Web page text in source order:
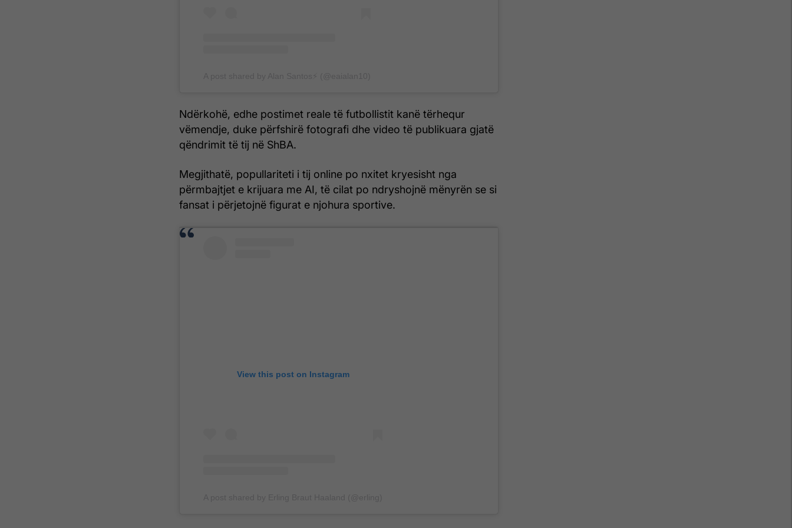
Ndërkohë, edhe postimet reale të futbollistit kanë tërhequr
vëmendje, duke përfshirë fotografi dhe video të publikuara gjatë
qëndrimit të tij në ShBA.
Megjithatë, popullariteti i tij online po nxitet kryesisht nga
përmbajtjet e krijuara me AI, të cilat po ndryshojnë mënyrën se si
fansat i përjetojnë figurat e njohura sportive.
View this post on Instagram